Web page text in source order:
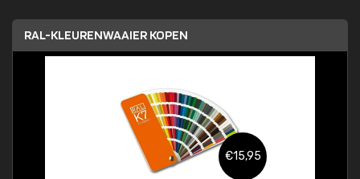
RAL-KLEURENWAAIER KOPEN
€15,95